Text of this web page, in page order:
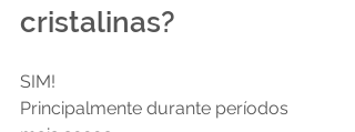
cristalinas?
SIM!
Principalmente durante períodos